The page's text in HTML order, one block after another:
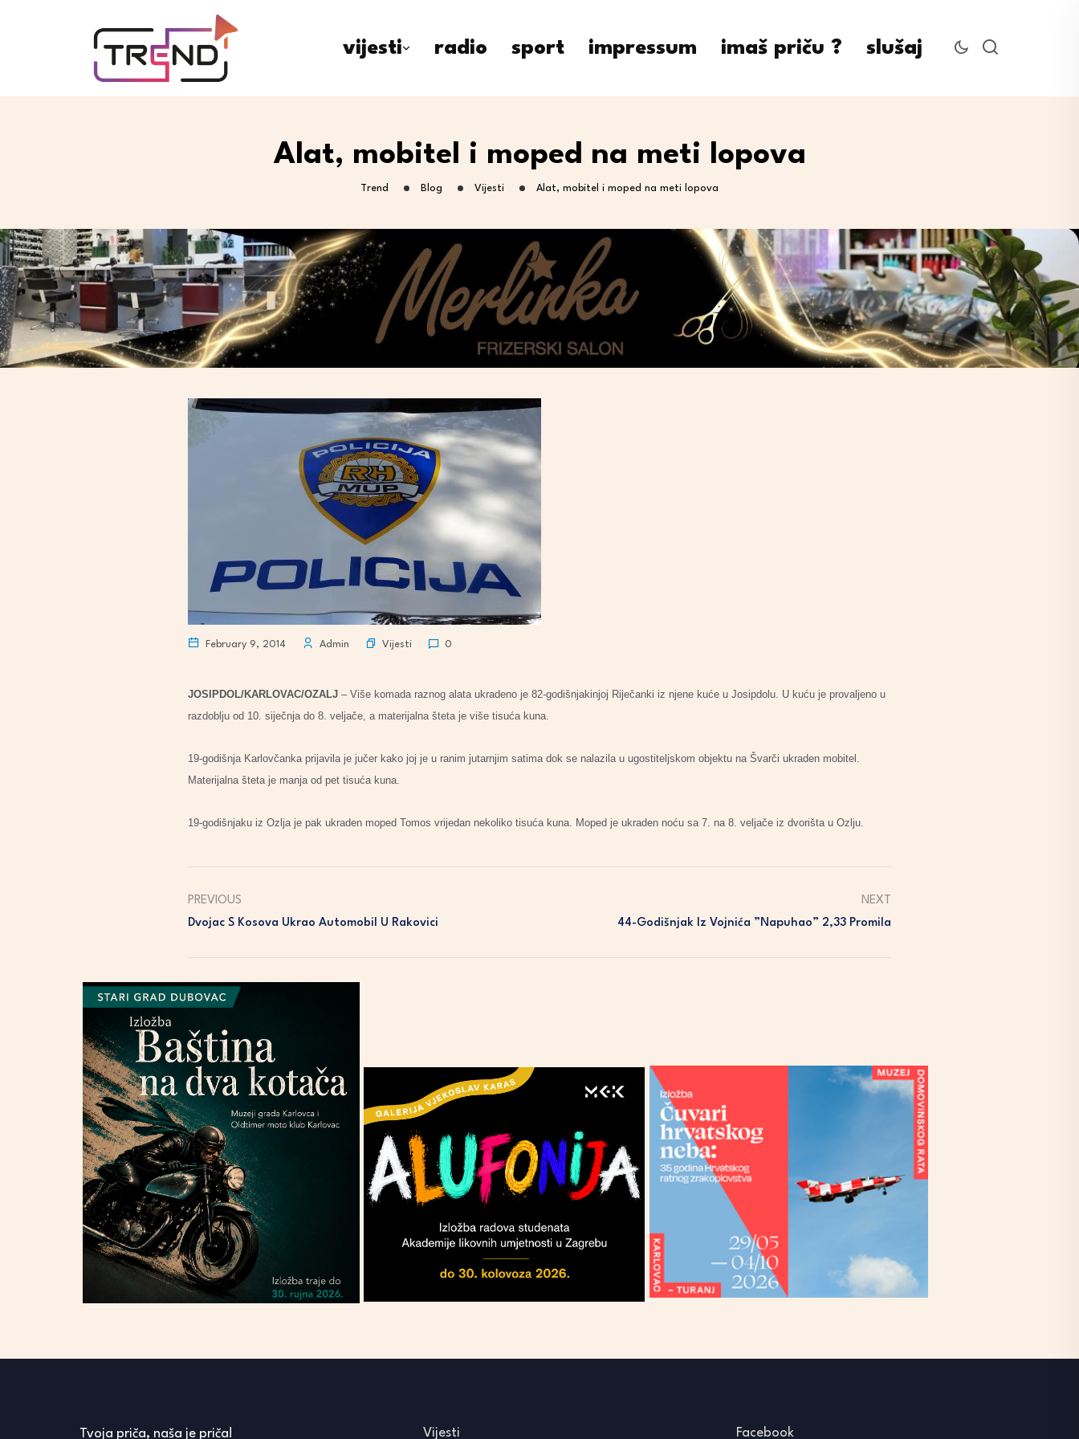
vijesti radio sport impressum imaš priču ? slušaj
Alat, mobitel i moped na meti lopova
Trend Blog Vijesti Alat, mobitel i moped na meti lopova
February 9, 2014 Admin Vijesti 0
JOSIPDOL/KARLOVAC/OZALJ – Više komada raznog alata ukradeno je 82-godišnjakinjoj Riječanki iz njene kuće u Josipdolu. U kuću je provaljeno u
razdoblju od 10. siječnja do 8. veljače, a materijalna šteta je više tisuća kuna.
19-godišnja Karlovčanka prijavila je jučer kako joj je u ranim jutarnjim satima dok se nalazila u ugostiteljskom objektu na Švarči ukraden mobitel.
Materijalna šteta je manja od pet tisuća kuna.
19-godišnjaku iz Ozlja je pak ukraden moped Tomos vrijedan nekoliko tisuća kuna. Moped je ukraden noću sa 7. na 8. veljače iz dvorišta u Ozlju.
PREVIOUS
Dvojac S Kosova Ukrao Automobil U Rakovici
NEXT
44-Godišnjak Iz Vojnića ”napuhao” 2,33 Promila
Tvoja priča, naša je priča! Vijesti Facebook